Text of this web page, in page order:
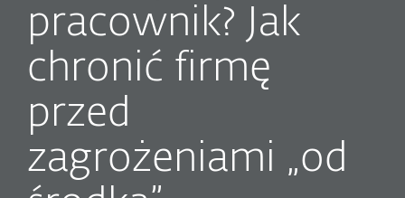
pracownik? Jak
chronić firmę
przed
zagrożeniami „od